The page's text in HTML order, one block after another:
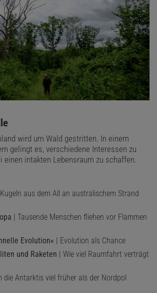
wird um Wald gestritten. In einem
gelingt es, verschiedene Interessen zu
einen intakten Lebensraum zu schaffen.
aus dem All an australischem Strand
| Tausende Menschen fliehen vor Flammen
Evolution« | Evolution als Chance
und Raketen | Wie viel Raumfahrt verträgt
die Antarktis viel früher als der Nordpol